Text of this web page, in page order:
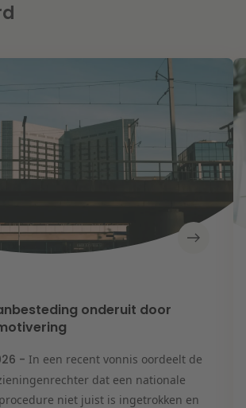
onderuit door
- In een recent vonnis oordeelt de
dat een nationale
niet juist is ingetrokken en